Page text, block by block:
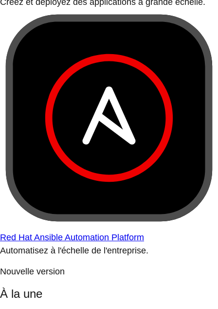
Créez et déployez des applications à grande échelle.
Red Hat Ansible Automation Platform
Automatisez à l'échelle de l'entreprise.
Nouvelle version
À la une